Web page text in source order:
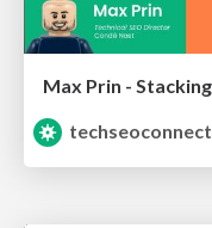
techseoconnect